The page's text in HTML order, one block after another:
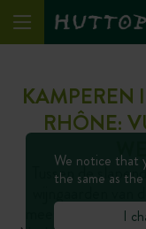
KAMPEREN
RHÔNE:
Tussen de
wijngaarden van
meest
We notice that
the same as
I